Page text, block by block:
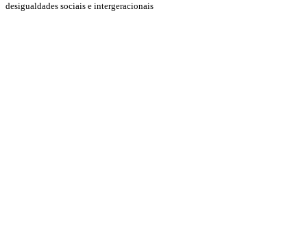
desigualdades sociais e intergeracionais